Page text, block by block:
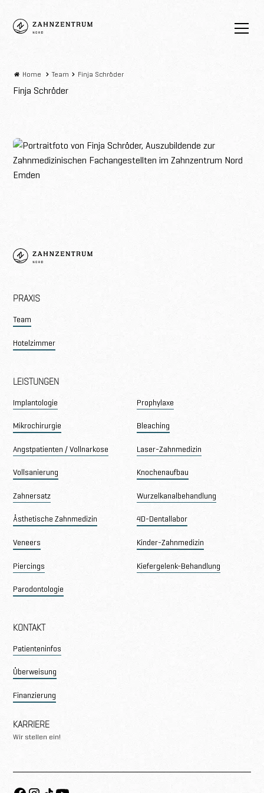
Zahnzentrum
Home Team Finja Schröder
Finja Schröder
Zahnzentrum
PRAXIS
Team
Hotelzimmer
LEISTUNGEN
Implantologie
Mikrochirurgie
Angstpatienten / Vollnarkose
Vollsanierung
Zahnersatz
Ästhetische Zahnmedizin
Veneers
Piercings
Parodontologie
Prophylaxe
Bleaching
Laser-Zahnmedizin
Knochenaufbau
Wurzelkanalbehandlung
4D-Dentallabor
Kinder-Zahnmedizin
Kiefergelenk-Behandlung
KONTAKT
Patienteninfos
Überweisung
Finanzierung
KARRIERE
Wir stellen ein!